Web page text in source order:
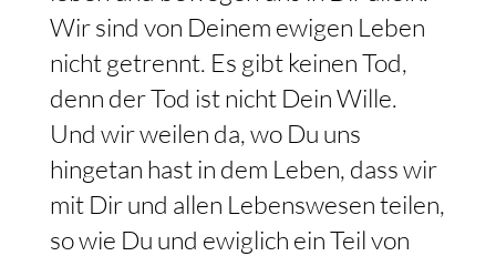
Wir sind von Deinem ewigen Leben
nicht getrennt. Es gibt keinen Tod,
denn der Tod ist nicht Dein Wille.
Und wir weilen da, wo Du uns
hingetan hast in dem Leben, dass wir
mit Dir und allen Lebenswesen teilen,
so wie Du und ewiglich ein Teil von